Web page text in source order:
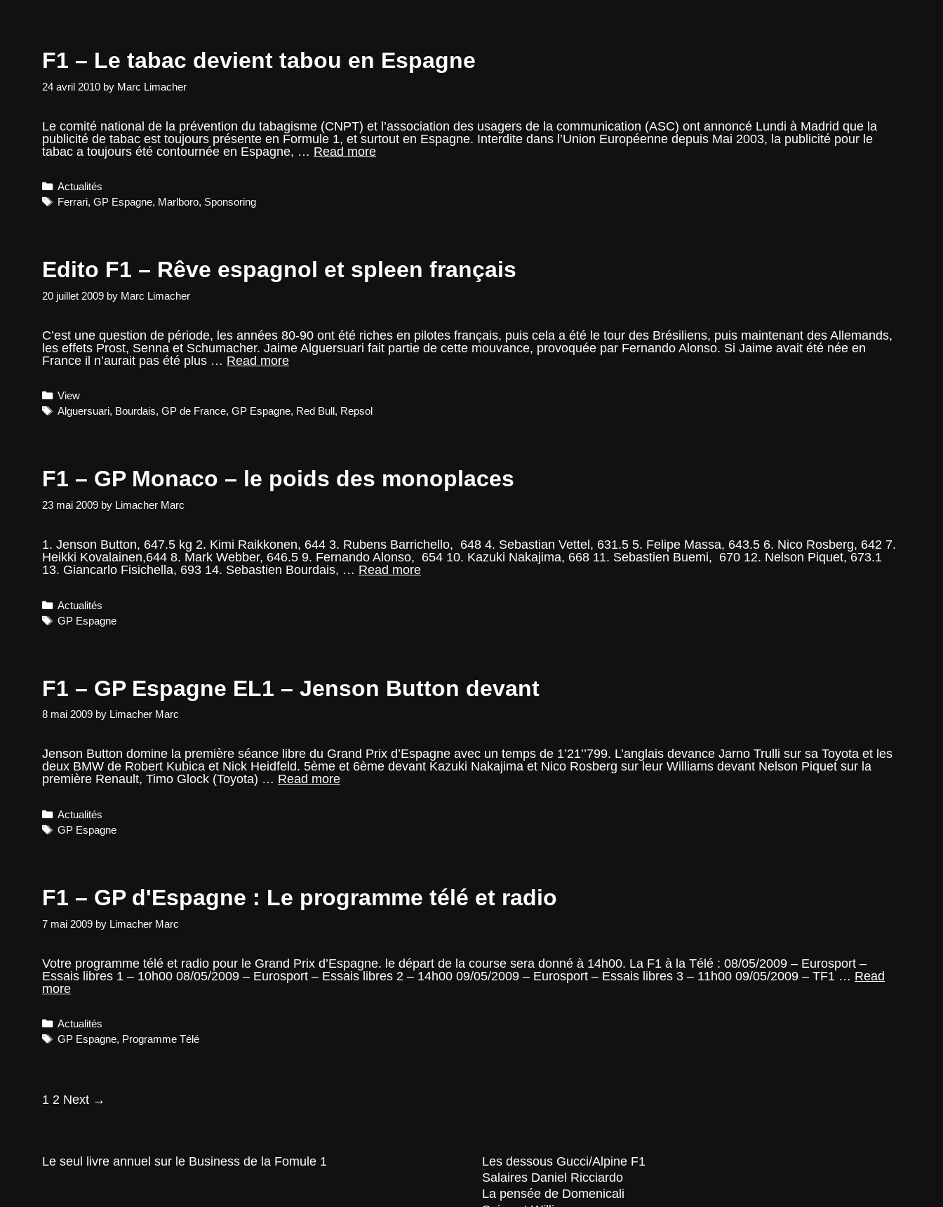
F1 – Le tabac devient tabou en Espagne
24 avril 2010 by Marc Limacher
Le comité national de la prévention du tabagisme (CNPT) et l’association des usagers de la communication (ASC) ont annoncé Lundi à Madrid que la
publicité de tabac est toujours présente en Formule 1, et surtout en Espagne. Interdite dans l’Union Européenne depuis Mai 2003, la publicité pour le
tabac a toujours été contournée en Espagne, … Read moreF1
Categories
Actualités
Tags
Ferrari,GP Espagne, Marlboro, Sponsoring
Edito F1 – Rêve espagnol et spleen français
20 juillet 2009 by Marc Limacher
C’est une question de période, les années 80-90 ont été riches en pilotes français, puis cela a été le tour des Brésiliens, puis maintenant des Allemands,
les effets Prost, Senna et Schumacher. Jaime Alguersuari fait partie de cette mouvance, provoquée par Fernando Alonso. Si Jaime avait été née en
France il n’aurait pas été plus … Read moreEdito
espagnol
Categories
View
Tags
Alguersuari, Bourdais,GP de France,GP Espagne, Red Bull, Repsol
F1 – GP Monaco – le poids des monoplaces
23 mai 2009 by Limacher Marc
1. Jenson Button, 647.5 kg 2. Kimi Raikkonen, 644 3. Rubens Barrichello, 648 4. Sebastian Vettel, 631.5 5. Felipe Massa, 643.5 6. Nico Rosberg, 642 7.
Heikki Kovalainen,644 8. Mark Webber, 646.5 9. Fernando Alonso, 654 10. Kazuki Nakajima, 668 11. Sebastien Buemi, 670 12. Nelson Piquet, 673.1
13. Giancarlo Fisichella, 693 14. Sebastien Bourdais, … Read moreF1
Categories
Actualités
Tags
GP Espagne
F1 – GP Espagne EL1 – Jenson Button devant
8 mai 2009 by Limacher Marc
Jenson Button domine la première séance libre du Grand Prix d’Espagne avec un temps de 1’21’’799. L’anglais devance Jarno Trulli sur sa Toyota et les
deux BMW de Robert Kubica et Nick Heidfeld. 5ème et 6ème devant Kazuki Nakajima et Nico Rosberg sur leur Williams devant Nelson Piquet sur la
première Renault, Timo Glock (Toyota) … Read moreF1
Categories
Actualités
Tags
GP Espagne
F1 – GP d'Espagne : Le programme télé et radio
7 mai 2009 by Limacher Marc
Votre programme télé et radio pour le Grand Prix d’Espagne. le départ de la course sera donné à 14h00. La F1 à la Télé : 08/05/2009 – Eurosport –
Essais libres 1 – 10h00 08/05/2009 – Eurosport – Essais libres 2 – 14h00 09/05/2009 – Eurosport – Essais libres 3 – 11h00 09/05/2009 – TF1 … Read
moreF1
d'Espagne
:
radio
Categories
Actualités
Tags
GP Espagne, Programme Télé
Post
1 2 Next →
Le seul livre annuel sur le Business de la Fomule 1
Les dessous Gucci/Alpine F1
Salaires Daniel Ricciardo
La pensée de Domenicali